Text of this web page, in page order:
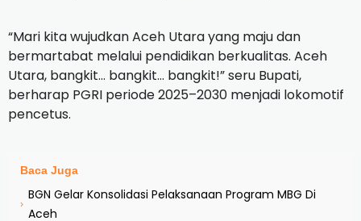
“Mari kita wujudkan Aceh Utara yang maju dan
bermartabat melalui pendidikan berkualitas. Aceh
Utara, bangkit… bangkit… bangkit!” seru Bupati,
berharap PGRI periode 2025–2030 menjadi lokomotif
pencetus.
Baca Juga
›
BGN Gelar Konsolidasi Pelaksanaan Program MBG Di
Aceh